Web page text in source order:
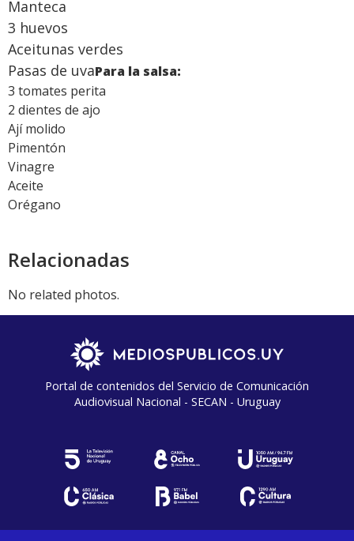
Manteca
3 huevos
Aceitunas verdes
Pasas de uvaPara la salsa:
3 tomates perita
2 dientes de ajo
Ají molido
Pimentón
Vinagre
Aceite
Orégano
Relacionadas
No related photos.
Portal de contenidos del Servicio de Comunicación
Audiovisual Nacional - SECAN - Uruguay